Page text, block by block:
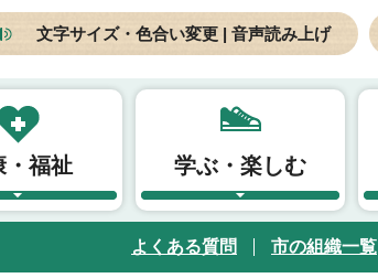
文字サイズ・色合い変更 | 音声読み上げ
・福祉 学ぶ・楽しむ
よくある質問 市の組織一覧